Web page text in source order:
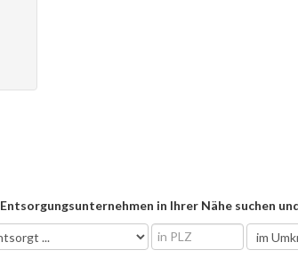
Entsorgungsunternehmen in Ihrer Nähe suchen